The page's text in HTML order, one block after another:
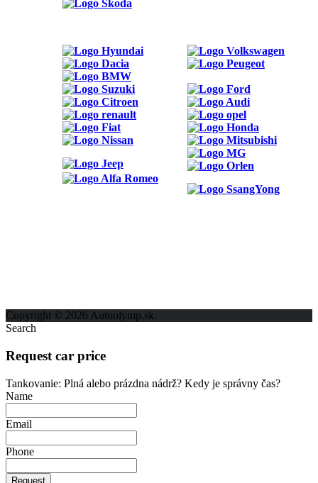
Copyright © 2026 Autoolymp.sk.
Search
Request car price
Tankovanie: Plná alebo prázdna nádrž? Kedy je správny čas?
Name
Email
Phone
Request